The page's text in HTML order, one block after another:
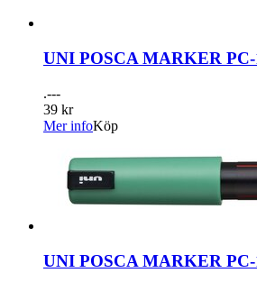
UNI POSCA MARKER
.---
39 kr
Mer infoKöp
UNI POSCA MARKER